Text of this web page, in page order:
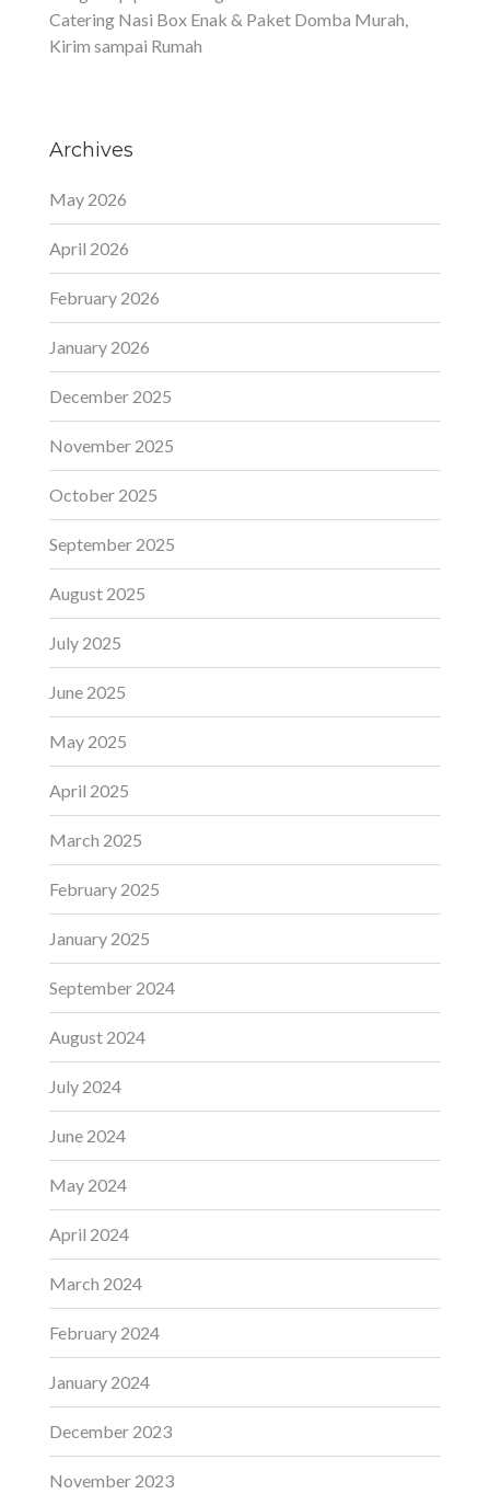
Catering Nasi Box Enak & Paket Domba Murah,
Kirim sampai Rumah
Archives
May 2026
April 2026
February 2026
January 2026
December 2025
November 2025
October 2025
September 2025
August 2025
July 2025
June 2025
May 2025
April 2025
March 2025
February 2025
January 2025
September 2024
August 2024
July 2024
June 2024
May 2024
April 2024
March 2024
February 2024
January 2024
December 2023
November 2023